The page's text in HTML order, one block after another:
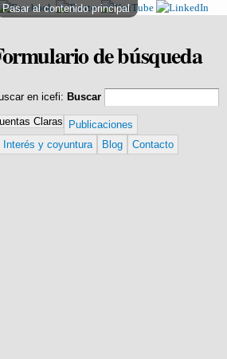
Pasar al contenido principal
de búsqueda
en icefi: Buscar
Claras
Publicaciones
Interés y coyuntura Blog Contacto